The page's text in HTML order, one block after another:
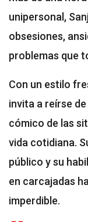
unipersonal,
obsesiones,
problemas que
Con un estilo
invita a reírse
cómico de las
vida cotidiana.
público y su
en carcajadas
imperdible.